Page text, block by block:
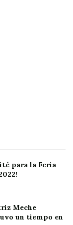
para la Feria
Meche
un tiempo en